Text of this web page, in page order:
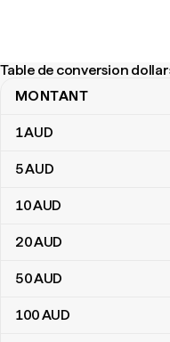
Table de conversion
Table de conversion
MONTANT
1AUD
5AUD
10AUD
20AUD
50AUD
100AUD